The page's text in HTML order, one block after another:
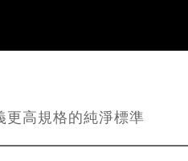
更高規格的純淨標準